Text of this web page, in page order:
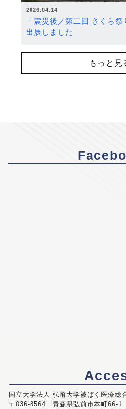
2026.04.14
「震災後／第二回 さくら
出展しました
もっと見
国立大学法人 弘前大学被ばく医療総
〒036-8564 青森県弘前市本町66-1